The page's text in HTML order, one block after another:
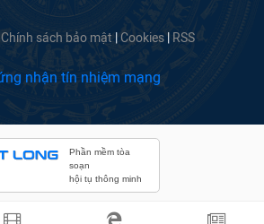
Chính sách bảo mật Cookies RSS
Phần mềm tòa
soạn
hội tụ thông minh